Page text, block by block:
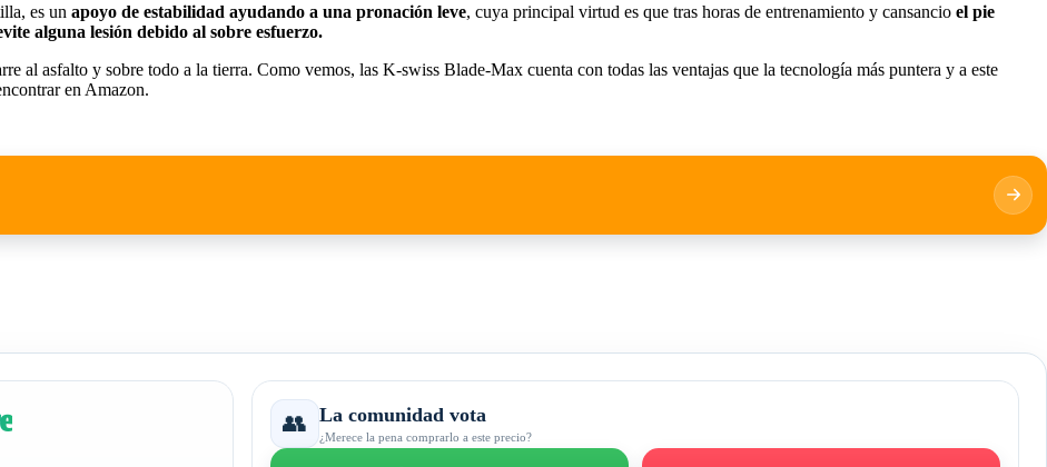
es un apoyo de estabilidad ayudando a una pronación leve, cuya principal virtud es que tras horas de entrenamiento y cansancio el pie
alguna lesión debido al sobre esfuerzo.
al asfalto y sobre todo a la tierra. Como vemos, las K-swiss Blade-Max cuenta con todas las ventajas que la tecnología más puntera y a este
en Amazon.
👥 La comunidad vota
¿Merece la pena comprarlo a este precio?